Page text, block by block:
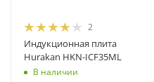
2
Индукционная плита
Hurakan HKN-ICF35ML
В наличии